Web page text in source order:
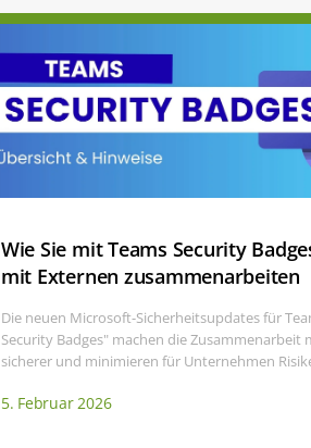
Wie Sie mit Teams Security
mit Externen zusammenarbeiten
Die neuen Microsoft-Sicherheitsupdates für
Security Badges" machen die Zusammenarbeit
sicherer und minimieren für Unternehmen
5. Februar 2026